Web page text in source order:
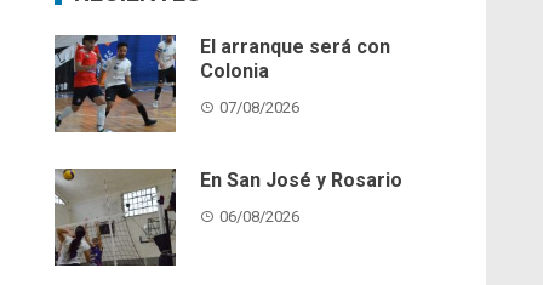
El arranque será con
Colonia
07/08/2026
En San José y Rosario
06/08/2026